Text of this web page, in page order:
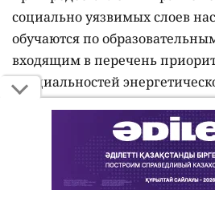
социально уязвимых слоев
обучаются по
входящим в перечень
специальностей
утвержденный
категории относятся дети-
инвалидностью, дети,
родителей, студенты,
инвалидность или